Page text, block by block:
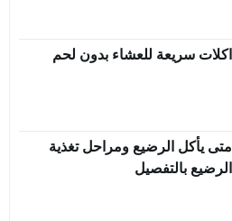
اكلات سريعة للعشاء بدون لحم
متى يأكل الرضيع ومراحل تغذية
الرضيع بالتفصيل